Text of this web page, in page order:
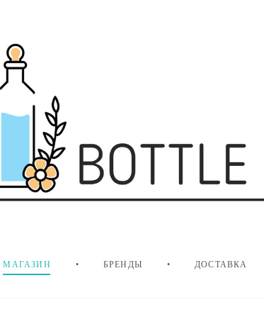
МАГАЗИН • БРЕНДЫ • ДОСТАВКА